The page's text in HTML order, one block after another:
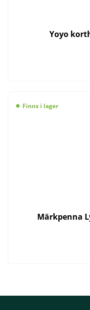
Yoyo
Finns i lager
Märkpenna